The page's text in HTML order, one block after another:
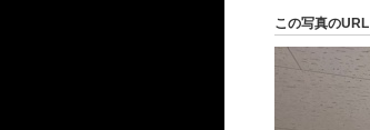
この写真のURL